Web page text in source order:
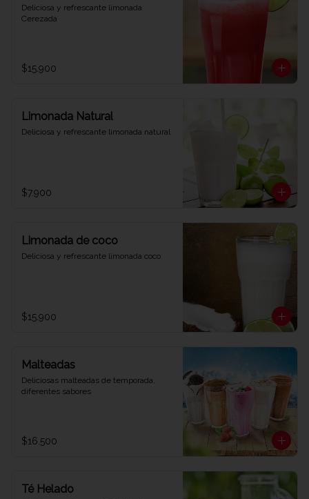
Deliciosa y refrescante limonada
Cerezada
$15.900
Limonada Natural
Deliciosa y refrescante limonada natural
$7.900
Limonada de coco
Deliciosa y refrescante limonada coco
$15.900
Malteadas
Deliciosas malteadas de temporada,
diferentes sabores
$16.500
Té Helado